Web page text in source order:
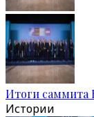
Итоги саммита
Истории